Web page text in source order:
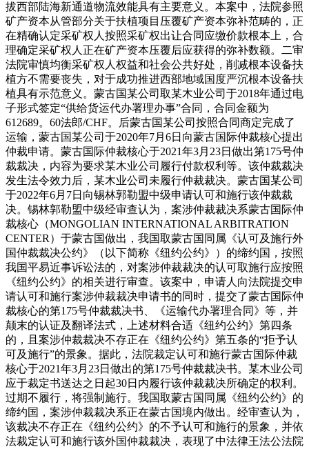
拔西部陆海新通道物流效能具有主要意义。本案中，法院参照
矿产资本从管部分关于扶植项目压覆矿产资本弥补范畴的，正
在精确认定采矿权人按照采矿权出让合同应缴价款根本上，合
理确定采矿权人正在矿产资本压覆后应获得的弥补数额。二审
法院审慎均衡采矿权人权益和社会公共好处，削减根本设备扶
植方不需要丧失，对于成功推进西部地域国度严沉根本设备扶
植具有示范意义。蒙古国某公司取某木业公司于2018年通过电
子形式签定“供给货运代办署理办事”合同，合同金额为
612689。60法郎/CHF。后蒙古国某公司按照合同商定完成了
运输，蒙古国某公司于2020年7月6日向蒙古国际仲裁核心提出
仲裁申请。蒙古国际仲裁核心于2021年3月23日做出第175号仲
裁裁决，内容为要求某木业公司履行付款权利等。该仲裁裁决
发生法令效力后，某木业公司未履行仲裁裁决。蒙古国某公司
于2022年6月7日向锡林郭勒盟中级申请认可和施行该仲裁裁
决。锡林郭勒盟中级经审查认为，案涉仲裁裁决系蒙古国际仲
裁核心（MONGOLIAN INTERNATIONAL ARBITRATION
CENTER）于蒙古国做出，我国取蒙古国同属《认可及施行外
国仲裁裁决公约》（以下简称《纽约公约》）的缔约国，按照
我国平易近事诉讼法的，对案涉仲裁裁决的认可取施行应按照
《纽约公约》的相关进行审查。该案中，申请人向法院提交申
请认可和施行案涉仲裁裁决申请书的同时，提交了蒙古国际仲
裁核心的第175号仲裁裁决书、《运输代办署理合同》等，并
颠末的认证及翻译法式，上述材料合适《纽约公约》第四条
的，且案涉仲裁裁决不存正在《纽约公约》第五条的“拒予认
可及施行”的景象。据此，法院裁定认可和施行蒙古国际仲裁
核心于2021年3月23日做出的第175号仲裁裁决书。某木业公司
应于裁定书送达之日起30日内履行该仲裁裁决所确定的权利。
过期不履行，将强制施行。我国取蒙古国同属《纽约公约》的
缔约国，案涉仲裁裁决系正在蒙古国境内做出。经审查认为，
该裁决不存正在《纽约公约》的不予认可和施行的景象，并依
法裁定认可和施行该外国仲裁裁决，表现了中法律王法公法院